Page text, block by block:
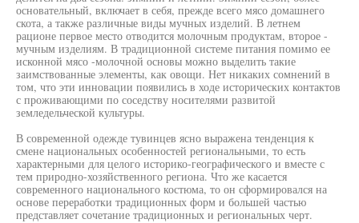
основательный, включает в себя, прежде всего мясо домашнего
скота, а также различные виды мучных изделий. В летнем
рационе первое место отводится молочным продуктам, второе -
мучным изделиям. В традиционной системе питания помимо ее
исконной мясо -молочной основы можно выделить такие
заимствованные элементы, как овощи. Нет никаких сомнений в
том, что эти инновации появились в ходе исторических контактов
с проживающими по соседству носителями развитой
земледельческой культуры.
В современной одежде тувинцев ясно выражена тенденция к
смене национальных особенностей региональными, то есть
характерными для целого историко-географического и вместе с
тем природно-хозяйственного региона. Что же касается
современного национального костюма, то он сформировался на
основе переработки традиционных форм и большей частью
представляет сочетание традиционных и региональных черт.